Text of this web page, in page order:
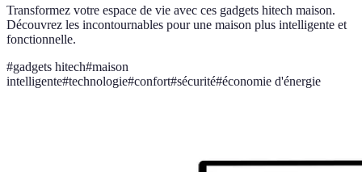
Transformez votre espace de vie avec ces gadgets hitech maison.
Découvrez les incontournables pour une maison plus intelligente et
fonctionnelle.
#gadgets hitech#maison
intelligente#technologie#confort#sécurité#économie d'énergie